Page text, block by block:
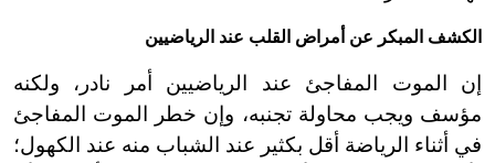
الكشف المبكر عن أمراض القلب عند الرياضيين
إن الموت المفاجئ عند الرياضيين أمر نادر، ولكنه
مؤسف ويجب محاولة تجنبه، وإن خطر الموت المفاجئ
في أثناء الرياضة أقل بكثير عند الشباب منه عند الكهول؛